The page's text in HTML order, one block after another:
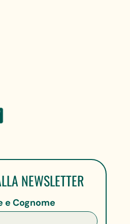
NEWSLETTER
e Cognome